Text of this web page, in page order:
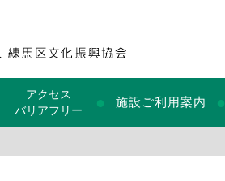
アクセス
バリアフリー
● 施設ご利用案内 ●